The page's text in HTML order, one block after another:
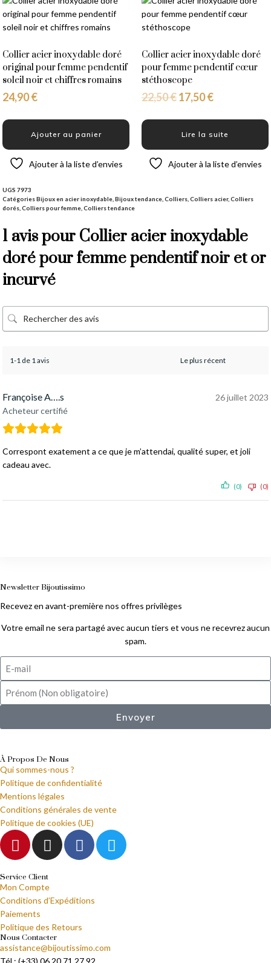
Collier acier inoxydable doré
original pour femme pendentif
soleil noir et chiffres romains
24,90€
Ajouter au panier
Ajouter à la liste d’envies
Collier acier inoxydable doré
pour femme pendentif cœur
stéthoscope
22,50€17,50€
Lire la suite
Ajouter à la liste d’envies
UGS 7973
CatégoriesBijoux en acier inoxydable Bijoux tendance Colliers Colliers acier, Colliers
dorés Colliers pour femme Colliers tendance
1 avis pour Collier acier inoxydable
doré pour femme pendentif noir et or
incurvé
1-1 de 1 avis
Françoise A….s
Acheteur certifié
26 juillet 2023
Correspont exatement a ce que je m’attendai, qualité super, et joli
cadeau avec.
(0) (0)
Newsletter Bijoutissimo
Recevez en avant-première nos offres privilèges
Votre email ne sera partagé avec aucun tiers et vous ne recevrez aucun
spam.
Envoyer
À Propos De Nous
Qui sommes-nous ?
Politique de confidentialité
Mentions légales
Conditions générales de vente
Politique de cookies (UE)
Service Client
Mon Compte
Conditions d’Expéditions
Paiements
Politique des Retours
Nous Contacter
assistance@bijoutissimo.com
Tél : (+33) 06 20 71 27 92